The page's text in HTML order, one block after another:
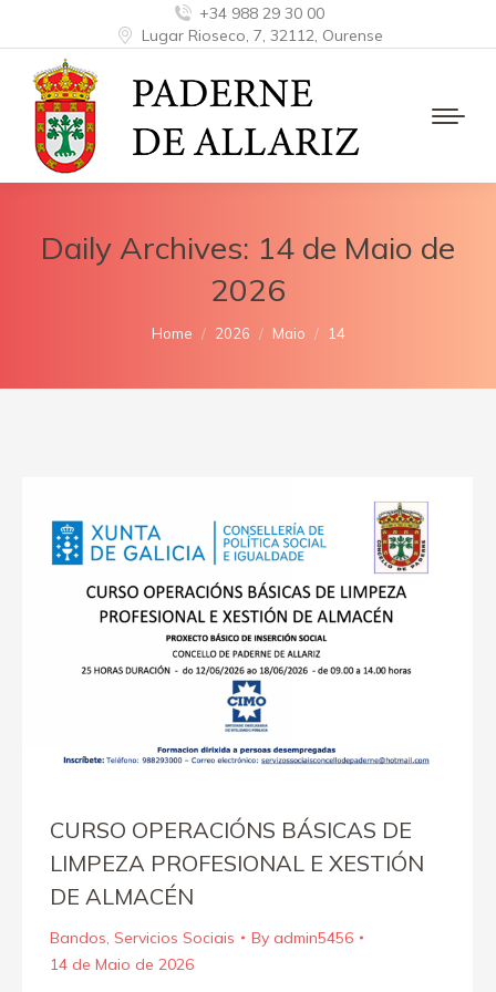
+34 988 29 30 00
Lugar Rioseco, 7, 32112, Ourense
Daily Archives: 14 de Maio de
2026
You are here:
Home 2026 Maio 14
CURSO OPERACIÓNS BÁSICAS DE
LIMPEZA PROFESIONAL E XESTIÓN
DE ALMACÉN
Bandos, Servicios Sociais By admin5456
14 de Maio de 2026